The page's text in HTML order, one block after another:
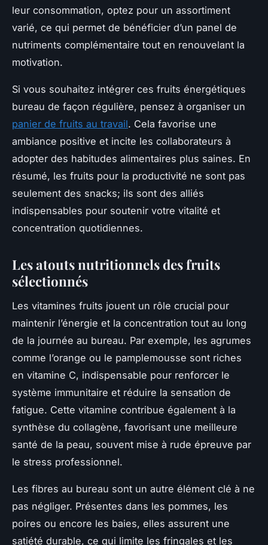
leur consommation, optez pour un assortiment
varié, ce qui permet de bénéficier d’un panel de
nutriments complémentaire tout en renouvelant la
motivation.
Si vous souhaitez intégrer ces fruits énergétiques
bureau de façon régulière, pensez à organiser un
panier de fruits au travail. Cela favorise une
ambiance positive et incite les collaborateurs à
adopter des habitudes alimentaires plus saines. En
résumé, les fruits pour la productivité ne sont pas
seulement des snacks; ils sont des alliés
indispensables pour soutenir votre vitalité et
concentration quotidiennes.
Les atouts nutritionnels des fruits
sélectionnés
Les vitamines fruits jouent un rôle crucial pour
maintenir l’énergie et la concentration tout au long
de la journée au bureau. Par exemple, les agrumes
comme l’orange ou le pamplemousse sont riches
en vitamine C, indispensable pour renforcer le
système immunitaire et réduire la sensation de
fatigue. Cette vitamine contribue également à la
synthèse du collagène, favorisant une meilleure
santé de la peau, souvent mise à rude épreuve par
le stress professionnel.
Les fibres au bureau sont un autre élément clé à ne
pas négliger. Présentes dans les pommes, les
poires ou encore les baies, elles assurent une
satiété durable, ce qui limite les fringales et les